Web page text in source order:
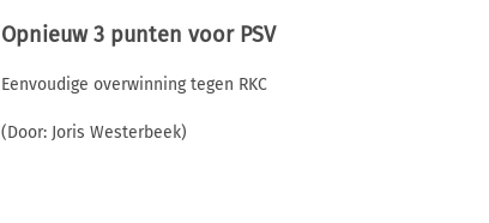
Opnieuw 3 punten voor PSV
Eenvoudige overwinning tegen RKC
(Door: Joris Westerbeek)